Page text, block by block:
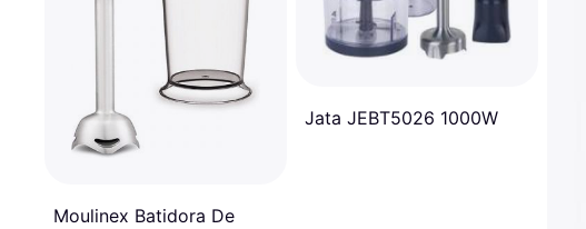
Moulinex Batidora De
Jata JEBT5026 1000W